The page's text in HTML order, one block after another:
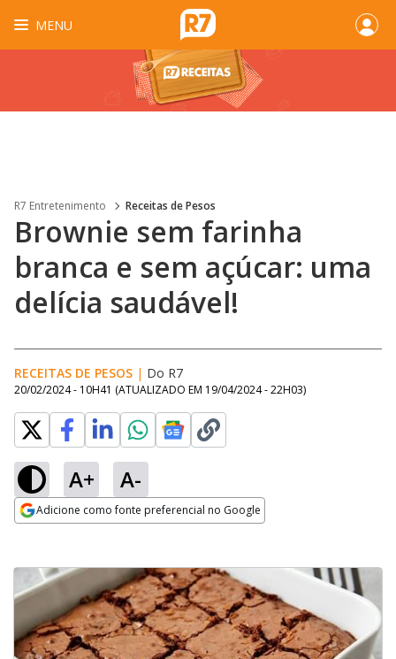
MENU
R7 Entretenimento Receitas de Pesos
Brownie sem farinha
branca e sem açúcar: uma
delícia saudável!
RECEITAS DE PESOS | Do R7
20/02/2024 - 10H41 (ATUALIZADO EM 19/04/2024 - 22H03)
A+ A-
Adicione como fonte preferencial no Google